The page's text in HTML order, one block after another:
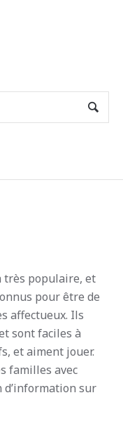
très populaire, et
us pourêtre de
s affectueux. Ils
sontfaciles à
s, etaiment jouer.
familles avec
sur